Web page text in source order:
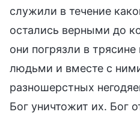
служили в течение
остались верными до
они погрязли в
людьми и вместе с
разношерстных
Бог уничтожит их. Бог